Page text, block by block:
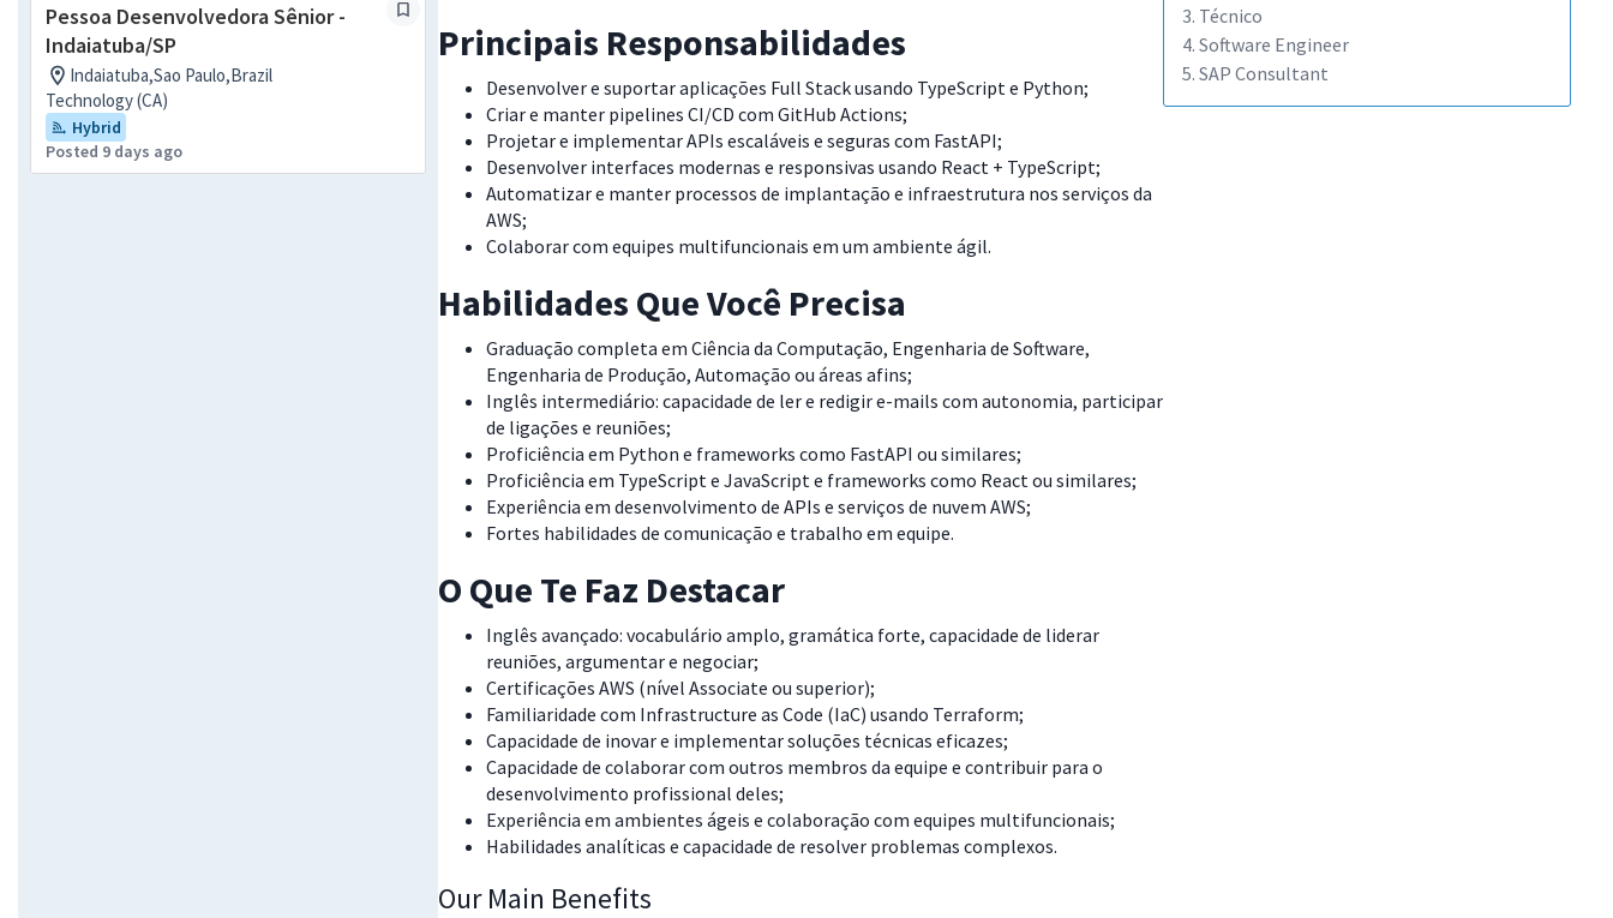
Pessoa Desenvolvedora Sênior -
Indaiatuba/SP
Indaiatuba,Sao Paulo,Brazil
Technology (CA)
Hybrid
Posted 9 days ago
Principais Responsabilidades
Desenvolver e suportar aplicações Full Stack usando TypeScript e Python;
Criar e manter pipelines CI/CD com GitHub Actions;
Projetar e implementar APIs escaláveis e seguras com FastAPI;
Desenvolver interfaces modernas e responsivas usando React + TypeScript;
Automatizar e manter processos de implantação e infraestrutura nos serviços da
AWS;
Colaborar com equipes multifuncionais em um ambiente ágil.
Habilidades Que Você Precisa
Graduação completa em Ciência da Computação, Engenharia de Software,
Engenharia de Produção, Automação ou áreas afins;
Inglês intermediário: capacidade de ler e redigir e-mails com autonomia, participar
de ligações e reuniões;
Proficiência em Python e frameworks como FastAPI ou similares;
Proficiência em TypeScript e JavaScript e frameworks como React ou similares;
Experiência em desenvolvimento de APIs e serviços de nuvem AWS;
Fortes habilidades de comunicação e trabalho em equipe.
O Que Te Faz Destacar
Inglês avançado: vocabulário amplo, gramática forte, capacidade de liderar
reuniões, argumentar e negociar;
Certificações AWS (nível Associate ou superior);
Familiaridade com Infrastructure as Code (IaC) usando Terraform;
Capacidade de inovar e implementar soluções técnicas eficazes;
Capacidade de colaborar com outros membros da equipe e contribuir para o
desenvolvimento profissional deles;
Experiência em ambientes ágeis e colaboração com equipes multifuncionais;
Habilidades analíticas e capacidade de resolver problemas complexos.
Our Main Benefits
3. Técnico
4. Software Engineer
5. SAP Consultant